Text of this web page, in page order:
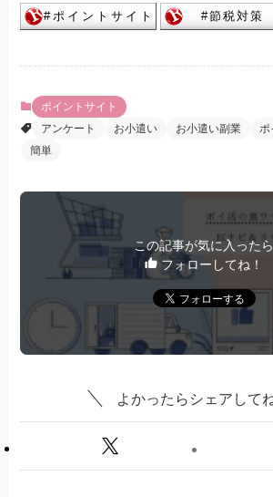
ポイントサイト
アンケート
お小遣い お小遣い副業 ポ
簡単
この記事が気に入ったら
フォローしてね！
よかったらシェアして